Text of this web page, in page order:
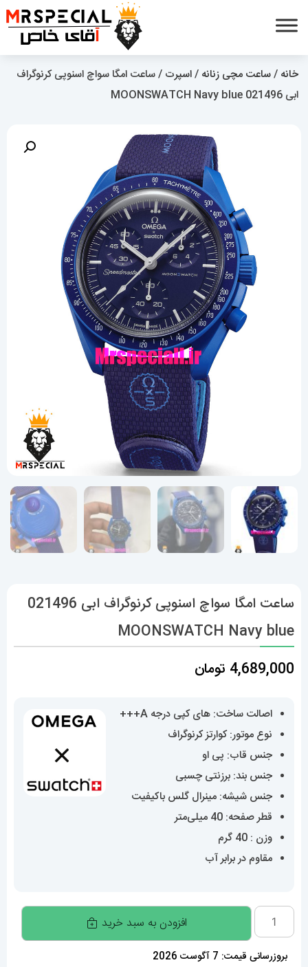
خانه /ساعت مچی زنانه /اسپرت / ساعت امگا سواچ اسنوپی کرنوگراف
ابی 021496 MOONSWATCH Navy blue
ساعت امگا سواچ اسنوپی کرنوگراف ابی 021496
MOONSWATCH Navy blue
4,689,000 تومان
اصالت ساخت: های کپی درجه A+++
نوع موتور: کوارتز کرنوگراف
جنس قاب: پی او
جنس بند: برزنتی چسبی
جنس شیشه: مینرال گلس باکیفیت
قطر صفحه: 40 میلی‌متر
وزن : 40 گرم
مقاوم در برابر آب
ساعت
امگا
سواچ
افزودن به سبد خرید
بروزرسانی قیمت: 7 آگوست 2026